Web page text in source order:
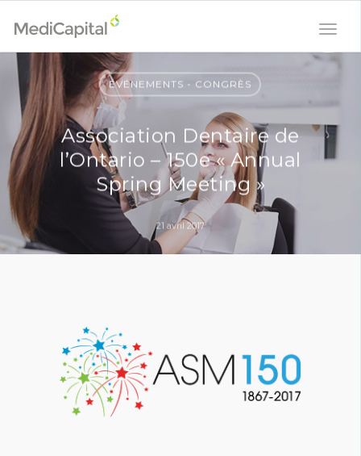
ÉVÉNEMENTS - CONGRÈS
Association Dentaire de
l’Ontario – 150e « Annual
Spring Meeting »
21 avril 2017